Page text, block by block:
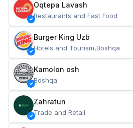
Oqtepa Lavash
Restaurants and Fast Food
Burger King Uzb
Hotels and Tourism,Boshqa
Kamolon osh
Boshqa
Zahratun
Trade and Retail